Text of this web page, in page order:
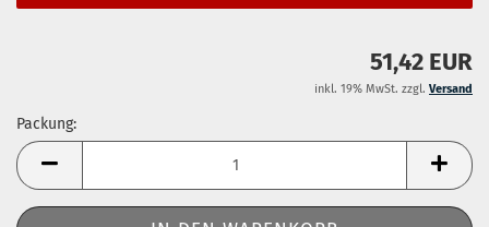
51,42 EUR
inkl. 19% MwSt. zzgl. Versand
Packung:
Packung